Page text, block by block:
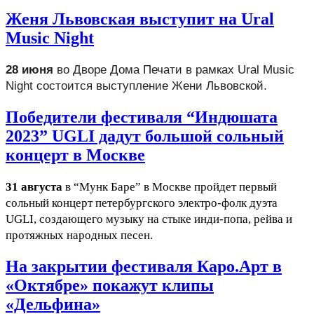
Женя Львовская выступит на Ural
Music Night
28 июня во Дворе Дома Печати в рамках Ural Music
Night состоится выступление Жени Львовской.
Победители фестиваля “Индюшата
2023” UGLI дадут большой сольный
концерт в Москве
31 августа в “Мунк Баре” в Москве пройдет первый
сольный концерт петербургского электро-фолк дуэта
UGLI, создающего музыку на стыке инди-попа, рейва и
протяжных народных песен.
На закрытии фестиваля Каро.Арт в
«Октябре» покажут клипы
«Дельфина»